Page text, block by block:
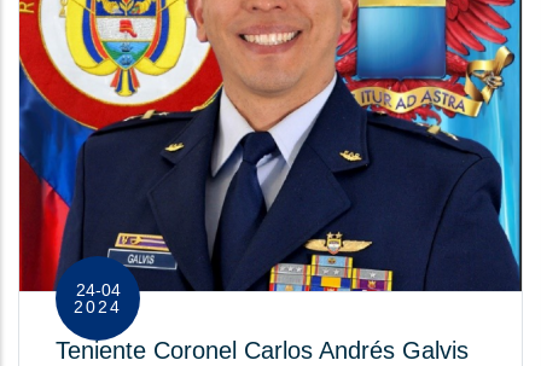
24-04
2024
Teniente Coronel Carlos Andrés Galvis